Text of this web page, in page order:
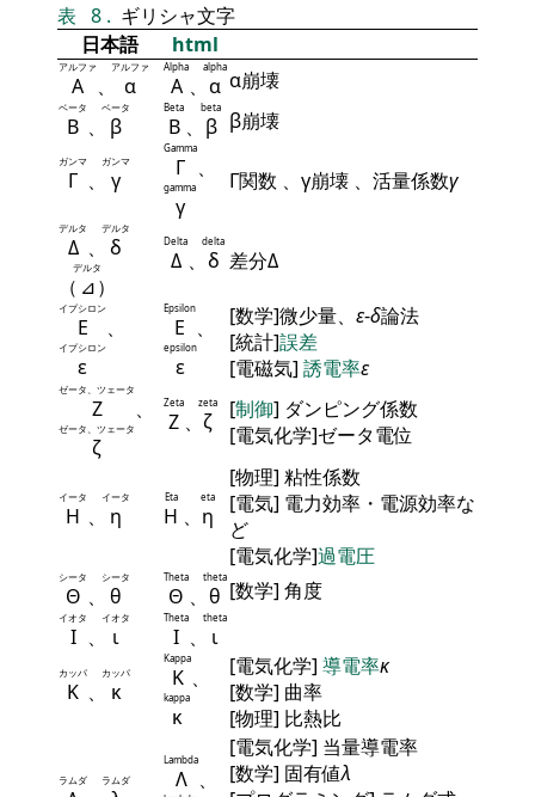
表 8 . ギリシャ文字
日本語
html
Α
アルファ
、 α
アルファ
Α
Alpha
、 α
alpha
α崩壊
Β
ベータ
、 β
ベータ
Β
Beta
、 β
beta
β崩壊
Γ
ガンマ
、 γ
ガンマ Γ
Gamma
、
γ
gamma Γ関数 、γ崩壊 、活量係数γ
Δ
デルタ
、 δ
デルタ
（ ⊿
デルタ
）
Δ
Delta
、 δ
delta
差分Δ
Ε
イプシロン
、
ε
イプシロン
Ε
Epsilon
、
ε
epsilon
[数学]微少量、 ε-δ論法
[統計]誤差
[電磁気] 誘電率ε
Ζ
ゼータ、ツェータ
、
ζ
ゼータ、ツェータ Ζ
Zeta
、 ζ
zeta [制御] ダンピング係数
[電気化学]ゼータ電位
Η
イータ
、 η
イータ
Η
Eta
、 η
eta
[物理] 粘性係数
[電気] 電力効率・電源効率な
ど
[電気化学]過電圧
Θ
シータ
、 θ
シータ
Θ
Theta
、 θ
theta
[数学] 角度
Ι
イオタ
、 ι
イオタ
Ι
Theta
、 ι
theta
Κ
カッパ
、 κ
カッパ Κ
Kappa
、
κ
kappa
[電気化学] 導電率κ
[数学] 曲率
[物理] 比熱比
ラムダ ラムダ Λ
Lambda
、
[電気化学] 当量導電率
[数学] 固有値λ